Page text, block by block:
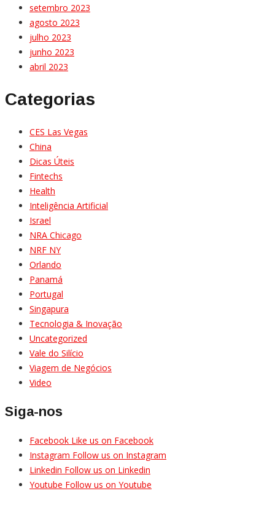
setembro 2023
agosto 2023
julho 2023
junho 2023
abril 2023
Categorias
CES Las Vegas
China
Dicas Úteis
Fintechs
Health
Inteligência Artificial
Israel
NRA Chicago
NRF NY
Orlando
Panamá
Portugal
Singapura
Tecnologia & Inovação
Uncategorized
Vale do Silício
Viagem de Negócios
Video
Siga-nos
Facebook Like us on Facebook
Instagram Follow us on Instagram
Linkedin Follow us on Linkedin
Youtube Follow us on Youtube